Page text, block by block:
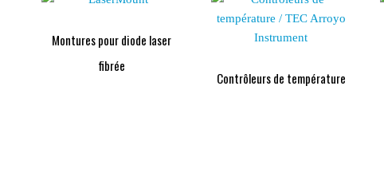
Montures pour diode laser
fibrée
Contrôleurs de température